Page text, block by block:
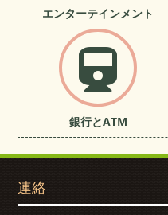
エンターテインメント
銀行とATM
連絡